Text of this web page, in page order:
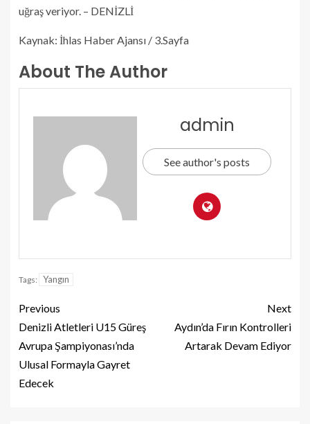
uğraş veriyor. – DENİZLİ
Kaynak: İhlas Haber Ajansı / 3.Sayfa
About The Author
admin
See author's posts
Tags: Yangın
Previous
Denizli Atletleri U15 Güreş
Avrupa Şampiyonası’nda
Ulusal Formayla Gayret
Edecek
Next
Aydın’da Fırın Kontrolleri
Artarak Devam Ediyor